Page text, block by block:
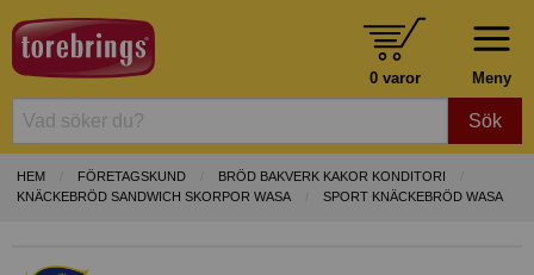
Meny
0 varor
Sök
HEM FÖRETAGSKUND
BRÖD BAKVERK KAKOR KONDITORI
KNÄCKEBRÖD SANDWICH SKORPOR WASA
SPORT KNÄCKEBRÖD WASA